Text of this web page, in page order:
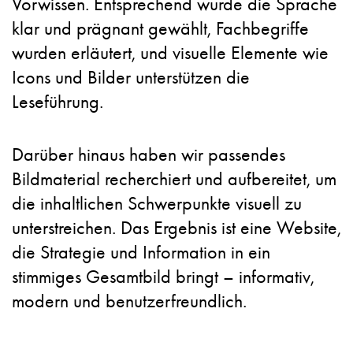
klar und prägnant gewählt, Fachbegriffe
wurden erläutert, und visuelle Elemente wie
Icons und Bilder unterstützen die
Leseführung.
Darüber hinaus haben wir passendes
Bildmaterial recherchiert und aufbereitet, um
die inhaltlichen Schwerpunkte visuell zu
unterstreichen. Das Ergebnis ist eine Website,
die Strategie und Information in ein
stimmiges Gesamtbild bringt – informativ,
modern und benutzerfreundlich.